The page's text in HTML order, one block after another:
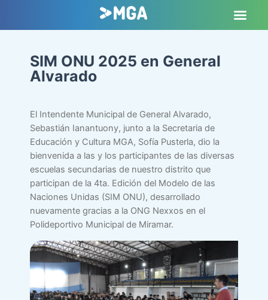
SIM ONU 2025 en General
Alvarado
El Intendente Municipal de General Alvarado,
Sebastián Ianantuony, junto a la Secretaria de
Educación y Cultura MGA, Sofía Pusterla, dio la
bienvenida a las y los participantes de las diversas
escuelas secundarias de nuestro distrito que
participan de la 4ta. Edición del Modelo de las
Naciones Unidas (SIM ONU), desarrollado
nuevamente gracias a la ONG Nexxos en el
Polideportivo Municipal de Miramar.